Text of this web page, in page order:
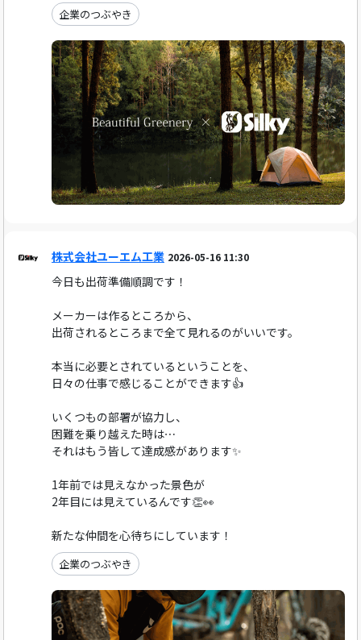
企業のつぶやき
株式会社ユーエム工業 2026-05-16 11:30
今日も出荷準備順調です！
メーカーは作るところから、
出荷されるところまで全て見れるのがいいです。
本当に必要とされているということを、
日々の仕事で感じることができます👍️
いくつもの部署が協力し、
困難を乗り越えた時は⋯
それはもう皆して達成感があります✨️
1年前では見えなかった景色が
2年目には見えているんです👏👀
新たな仲間を心待ちにしています！
企業のつぶやき